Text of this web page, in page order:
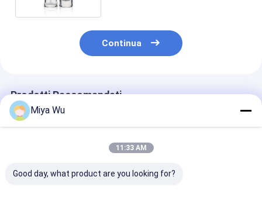
Continua
Prodotti Raccomandati
Miya Wu
11:33 AM
Good day, what product are you looking for?